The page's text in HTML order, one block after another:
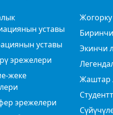
уставы
уставы
эрежелери
жеке
эрежелери
Жогорку
Экинчи
Жаштар